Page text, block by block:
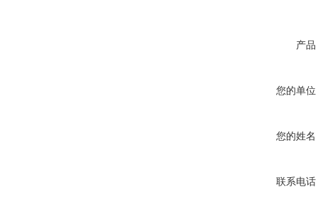
产品
您的单位
您的姓名
联系电话